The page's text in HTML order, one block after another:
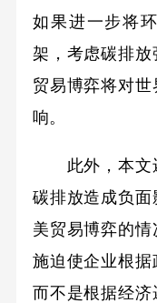
如果进一步将
架，考虑碳排
贸易博弈将对
响。
此外，本文
碳排放造成负
美贸易博弈的
施迫使企业根据
而不是根据经济